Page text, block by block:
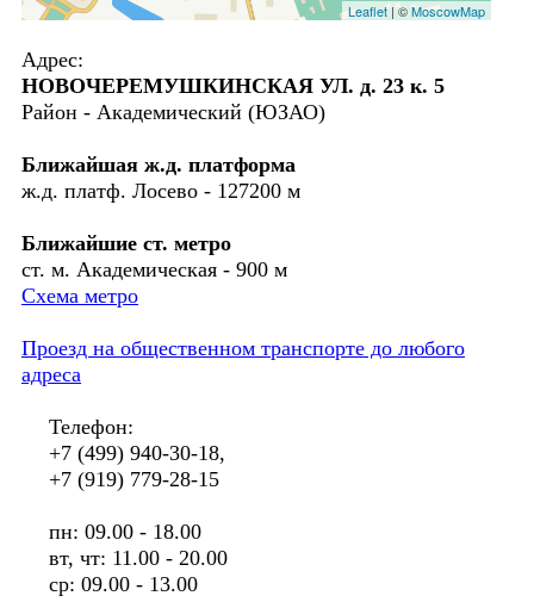
Leaflet| ©MoscowMap
Адрес:
НОВОЧЕРЕМУШКИНСКАЯ УЛ. д. 23 к. 5
Район - Академический (ЮЗАО)
Ближайшая ж.д. платформа
ж.д. платф. Лосево - 127200 м
Ближайшие ст. метро
ст. м. Академическая - 900 м
Схема метро
Проезд на общественном транспорте до любого
адреса
Телефон:
+7 (499) 940-30-18,
+7 (919) 779-28-15
пн: 09.00 - 18.00
вт, чт: 11.00 - 20.00
ср: 09.00 - 13.00